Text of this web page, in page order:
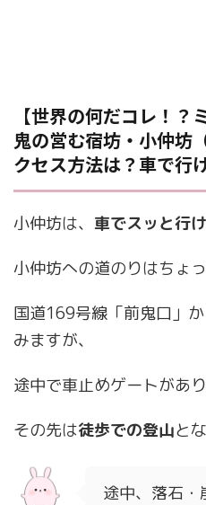
【世界の何だコレ！？
鬼の営む宿坊・小仲坊
クセス方法は？車で行
小仲坊は、 車でスッと行
小仲坊への道のりはちょ
国道169号線「前鬼口」
みますが、
途中で車止めゲートがあり
その先は徒歩での登山と
途中、落石・